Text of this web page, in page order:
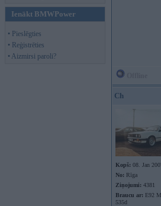
Ienākt BMWPower
• Pieslēgties
• Reģistrēties
• Aizmirsi paroli?
Ch
Kopš: 08. Jan
No: Rīga
Ziņojumi: 4381
Braucu ar: E92
535d